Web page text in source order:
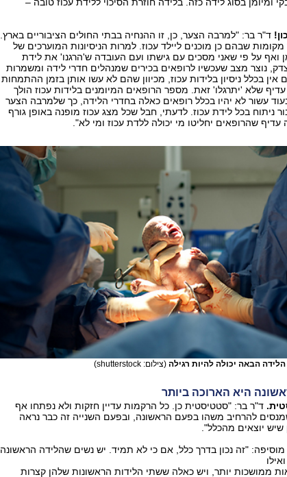
ד"ר בר: "למרבה הצער, כן, זו ההנחיה בבתי החולים הציבוריים בארץ.
שבהם כן מוכנים ליילד עכוז. למרות הניסיונות המוערכים של
ואף על פי שאני מסכים עם גישתו ועם העובדה ש'הרגנו' את לידת
נוצר מצב שעכשיו לרופאים בכירים שמנהלים חדרי לידה ומשמרות
אין בכלל ניסיון בלידות עכוז, מכיוון שהם לא עשו אותן בזמן ההתמחות
שלא 'יתרגלו' זאת. מספר הרופאים המיומנים בלידות עכוז הולך
עשור לא יהיו בכלל רופאים כאלה בחדרי הלידה, כך שלמרבה הצער
ניתוח בכל לידת עכוז. לדעתי, חבל שכל מצג עכוז מופנה באופן גורף
עדיף שהרופאים יחליטו מי יכולה ללדת עכוז ומי לא".
הלידה הבאה יכולה להיות רגילה (צילום: shutterstock)
היא הארוכה ביותר
ד"ר בר: "סטטיסטית כן. כל הרקמות עדיין חזקות ולא נפתחו אף
להרחיב משהו בפעם הראשונה, ובפעם השנייה זה כבר נראה
יוצאים מהכלל".
מוסיפה: "זה נכון בדרך כלל, אם כי לא תמיד. יש נשים שהלידה הראשונה
ממושכות יותר, ויש כאלה ששתי הלידות הראשונות שלהן קצרות